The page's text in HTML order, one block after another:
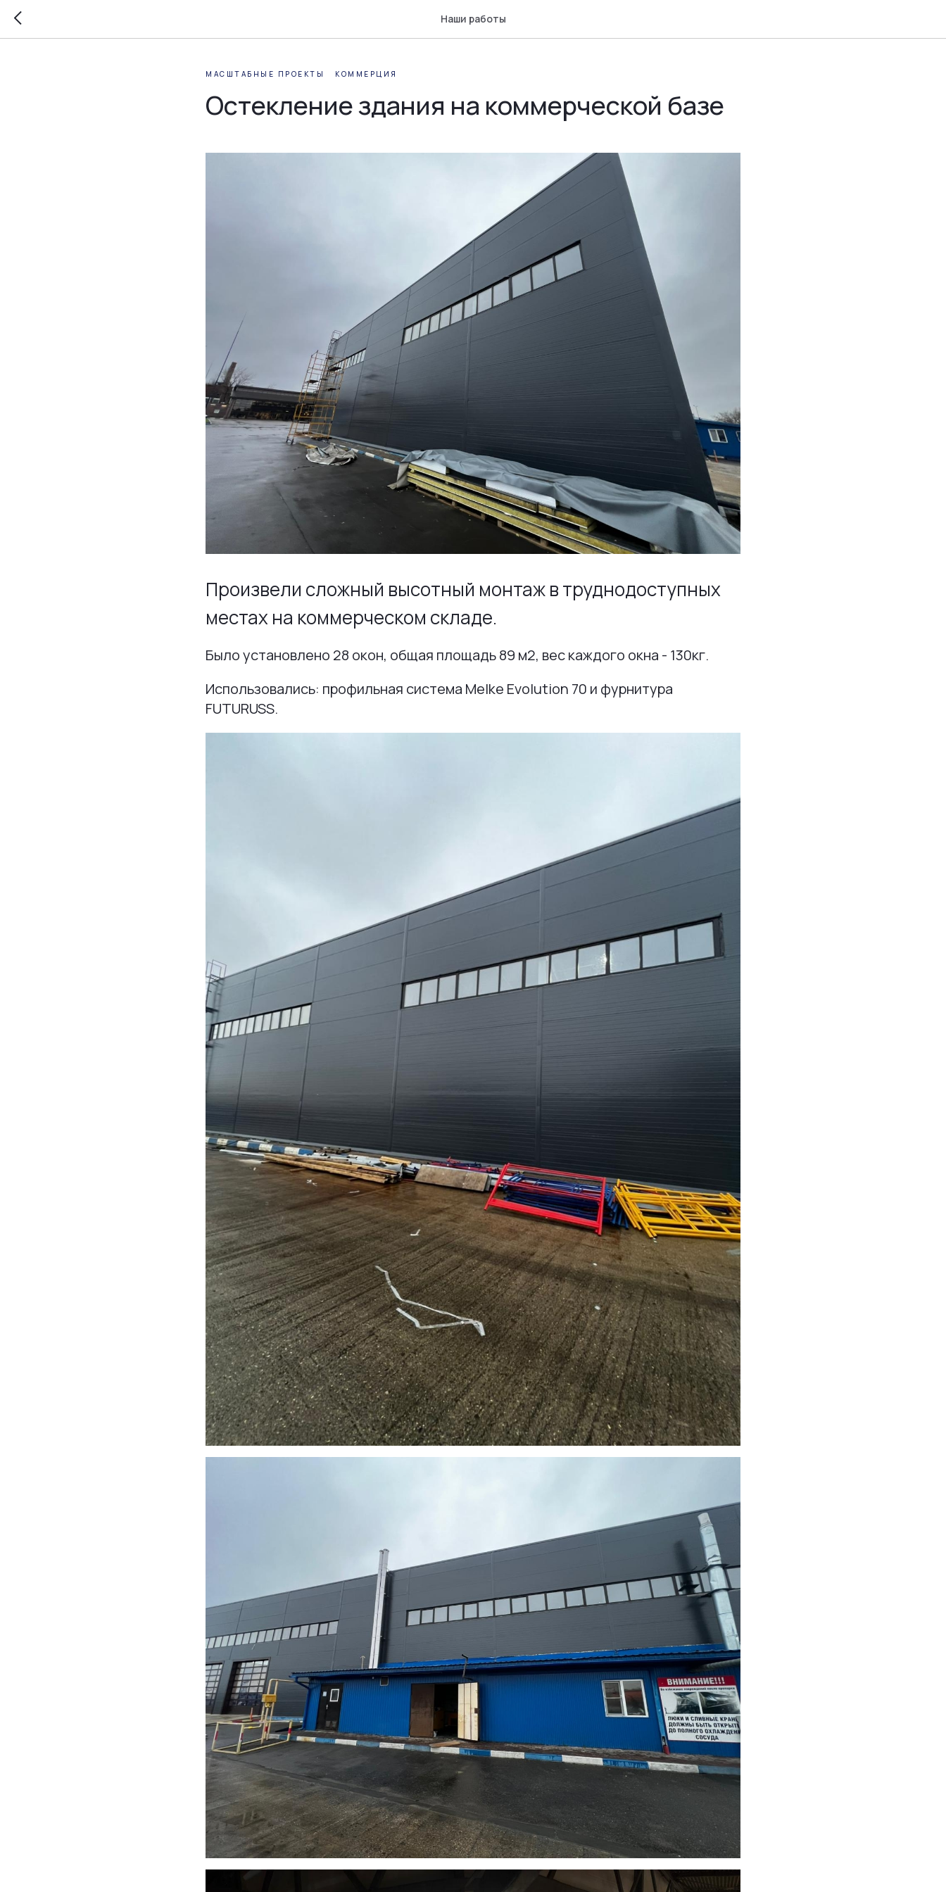
Наши работы
МАСШТАБНЫЕ ПРОЕКТЫ КОММЕРЦИЯ
Остекление здания на коммерческой базе
Произвели сложный высотный монтаж в труднодоступных
местах на коммерческом складе.
Было установлено 28 окон, общая площадь 89 м2, вес каждого окна - 130кг.
Использовались: профильная система Melke Evolution 70 и фурнитура
FUTURUSS.